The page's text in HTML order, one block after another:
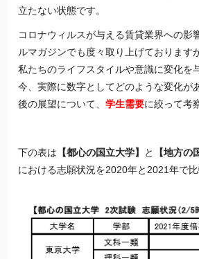
立たない状態です。
コロナウィルスが与える賃貸業界への影
ルマガジンでも度々取り上げております
私たちのライフスタイルや意識に変化を
今、実際に数字としてどのような変化が
後の展望について、学生需要に絞って考
下の表は 【都心の国立大学】 と 【地方の
における志願状況を2020年と2021年で比